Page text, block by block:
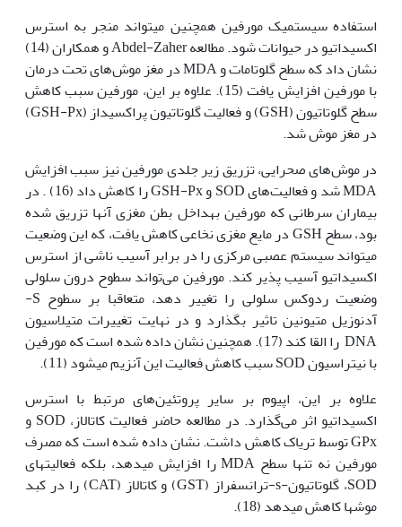
استفاده سیستمیک مورفین همچنین می‫تواند منجر به استرس
اکسیداتیو در حیوانات شود. مطالعه Abdel-Zaher و همکاران (14)
نشان داد که سطح گلوتامات و MDA در مغز موش‌های تحت درمان
با مورفین افزایش یافت (15). علاوه بر این، مورفین سبب کاهش
سطح گلوتاتیون (GSH) و فعالیت گلوتاتیون پراکسیداز (GSH-Px)
در مغز موش شد.
در موش‌های صحرایی، تزریق زیر جلدی مورفین نیز سبب افزایش
MDA شد و فعالیت‌های SOD و GSH-Px را کاهش داد (16) . در
بیماران سرطانی که مورفین به‫داخل بطن مغزی آن‫ها تزریق شده
بود، سطح GSH در مایع مغزی نخاعی کاهش یافت، که این وضعیت
می‫تواند سیستم عصبی مرکزی را در برابر آسیب ناشی از استرس
اکسیداتیو آسیب پذیر کند. مورفین می‌تواند سطوح درون سلولی
وضعیت ردوکس سلولی را تغییر دهد، متعاقبا بر سطوح S-
آدنوزیل متیونین تاثیر بگذارد و در نهایت تغییرات متیلاسیون
DNA را القا کند (17). همچنین نشان داده شده است که مورفین
با نیتراسیون SOD سبب کاهش فعالیت این آنزیم می‫شود (11).
علاوه بر این، اپیوم بر سایر پروتئین‌های مرتبط با استرس
اکسیداتیو اثر می‌گذارد. در مطالعه حاضر فعالیت کاتالاز، SOD و
GPx توسط تریاک کاهش داشت. نشان داده شده است که مصرف
مورفین نه تنها سطح MDA را افزایش می‫دهد، بلکه فعالیت‫های
SOD، گلوتاتیون-s-ترانسفراز (GST) و کاتالاز (CAT) را در کبد
موش‫ها کاهش می‫دهد (18).